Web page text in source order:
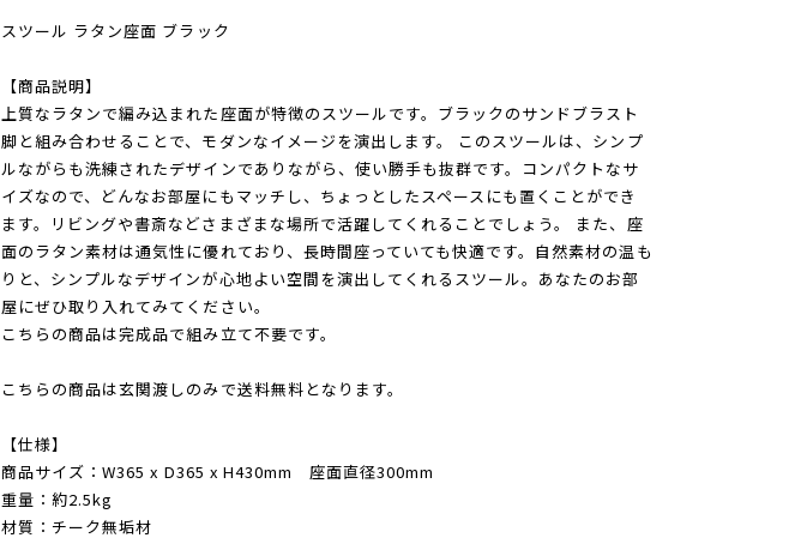
スツール ラタン座面 ブラック
【商品説明】
上質なラタンで編み込まれた座面が特徴のスツールです。ブラックのサンドブラスト
脚と組み合わせることで、モダンなイメージを演出します。 このスツールは、シンプ
ルながらも洗練されたデザインでありながら、使い勝手も抜群です。コンパクトなサ
イズなので、どんなお部屋にもマッチし、ちょっとしたスペースにも置くことができ
ます。リビングや書斎などさまざまな場所で活躍してくれることでしょう。 また、座
面のラタン素材は通気性に優れており、長時間座っていても快適です。自然素材の温も
りと、シンプルなデザインが心地よい空間を演出してくれるスツール。あなたのお部
屋にぜひ取り入れてみてください。
こちらの商品は完成品で組み立て不要です。
こちらの商品は玄関渡しのみで送料無料となります。
【仕様】
商品サイズ：W365 x D365 x H430mm 座面直径300mm
重量：約2.5kg
材質：チーク無垢材